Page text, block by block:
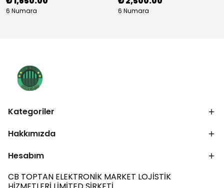
6 Numara 6 Numara
Kategoriler
Hakkımızda
Hesabım
CB TOPTAN ELEKTRONİK MARKET LOJİSTİK